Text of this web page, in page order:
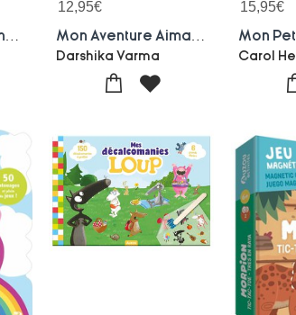
12,95€
Darshika Varma
15,95€
Carol